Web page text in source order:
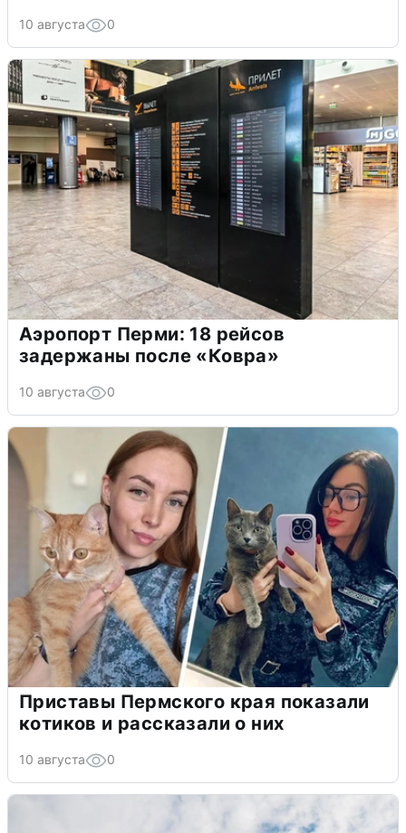
10 августа 0
Аэропорт Перми: 18 рейсов
задержаны после «Ковра»
10 августа 0
Приставы Пермского края показали
котиков и рассказали о них
10 августа 0